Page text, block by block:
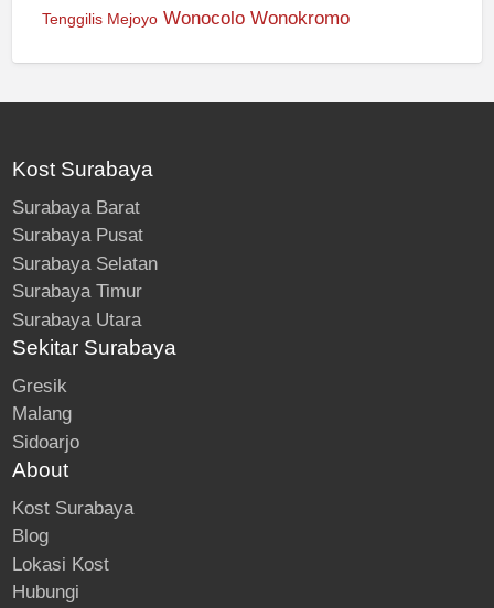
Tenggilis Mejoyo Wonocolo Wonokromo
Kost Surabaya
Surabaya Barat
Surabaya Pusat
Surabaya Selatan
Surabaya Timur
Surabaya Utara
Sekitar Surabaya
Gresik
Malang
Sidoarjo
About
Kost Surabaya
Blog
Lokasi Kost
Hubungi